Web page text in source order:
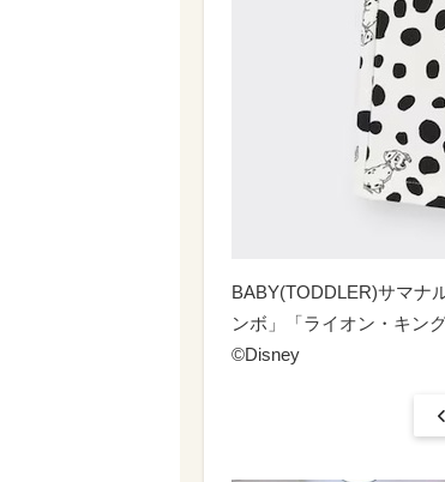
BABY(TODDLER)サマナ
ンボ」「ライオン・キン
©︎Disney